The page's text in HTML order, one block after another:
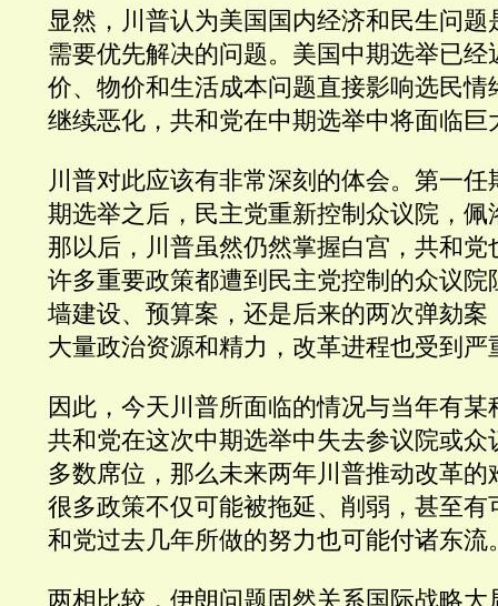
显然，川普认为美国国内经济和民生问题
需要优先解决的问题。美国中期选举已经
价、物价和生活成本问题直接影响选民情
继续恶化，共和党在中期选举中将面临巨
川普对此应该有非常深刻的体会。第一任
期选举之后，民主党重新控制众议院，佩
那以后，川普虽然仍然掌握白宫，共和党
许多重要政策都遭到民主党控制的众议院
墙建设、预算案，还是后来的两次弹劾案
大量政治资源和精力，改革进程也受到严
因此，今天川普所面临的情况与当年有
共和党在这次中期选举中失去参议院或众
多数席位，那么未来两年川普推动改革的
很多政策不仅可能被拖延、削弱，甚至有
和党过去几年所做的努力也可能付诸东流
两相比较，伊朗问题固然关系国际战略大